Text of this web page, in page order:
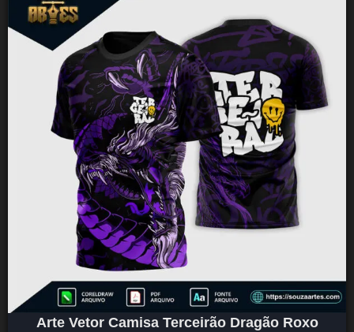
Arte Vetor Camisa Terceirão Dragão Roxo